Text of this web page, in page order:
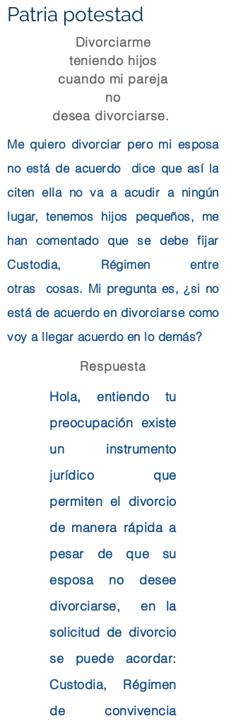
Patria potestad
Divorciarme
teniendo hijos
cuando mi pareja
no
desea divorciarse.
Me quiero divorciar pero mi esposa
no está de acuerdo dice que así la
citen ella no va a acudir a ningún
lugar, tenemos hijos pequeños, me
han comentado que se debe fijar
Custodia, Régimen entre
otras cosas. Mi pregunta es, ¿si no
está de acuerdo en divorciarse como
voy a llegar acuerdo en lo demás?
Respuesta
Hola, entiendo tu
preocupación existe
un instrumento
jurídico que
permiten el divorcio
de manera rápida a
pesar de que su
esposa no desee
divorciarse, en la
solicitud de divorcio
se puede acordar:
Custodia, Régimen
de convivencia